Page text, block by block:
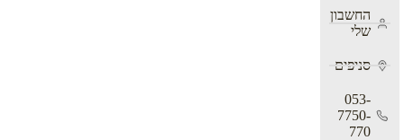
החשבון
שלי
סניפים
053-
7750-
770